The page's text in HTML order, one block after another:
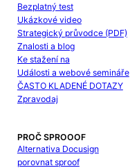
Bezplatný test
Ukázkové video
Strategický průvodce (PDF)
Znalosti a blog
Ke stažení na
Události a webové semináře
ČASTO KLADENÉ DOTAZY
Zpravodaj
PROČ SPROOOF
Alternativa Docusign
porovnat sproof